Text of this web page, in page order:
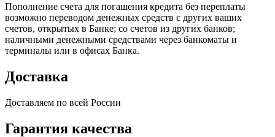
Пополнение счета для погашения кредита без переплаты
возможно переводом денежных средств с других ваших
счетов, открытых в Банке; со счетов из других банков;
наличными денежными средствами через банкоматы и
терминалы или в офисах Банка.
Доставка
Доставляем по всей России
Гарантия качества